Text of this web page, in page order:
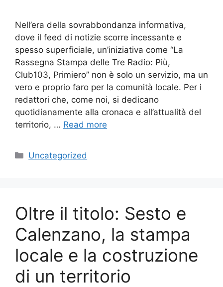
Nell’era della sovrabbondanza informativa,
dove il feed di notizie scorre incessante e
spesso superficiale, un’iniziativa come “La
Rassegna Stampa delle Tre Radio: Più,
Club103, Primiero” non è solo un servizio, ma un
vero e proprio faro per la comunità locale. Per i
redattori che, come noi, si dedicano
quotidianamente alla cronaca e all’attualità del
territorio, … Read more
Categories
Uncategorized
Oltre il titolo: Sesto e
Calenzano, la stampa
locale e la costruzione
di un territorio